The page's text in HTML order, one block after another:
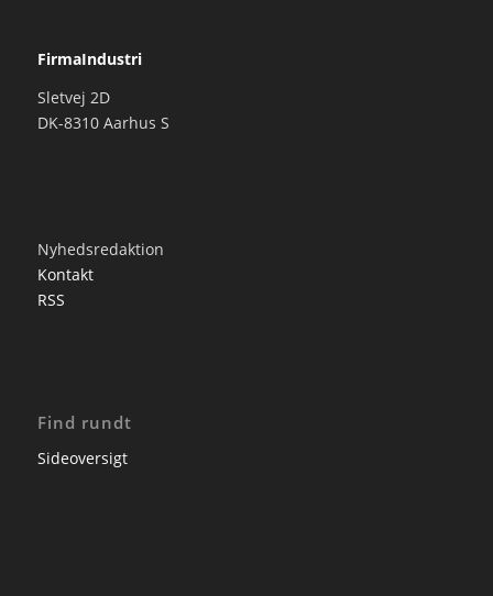
FirmaIndustri
Sletvej 2D
DK-8310 Aarhus S
Nyhedsredaktion
Kontakt
RSS
Find rundt
Sideoversigt